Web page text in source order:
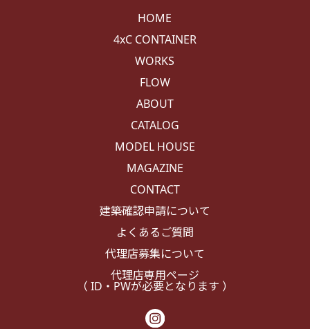
HOME
4xC CONTAINER
WORKS
FLOW
ABOUT
CATALOG
MODEL HOUSE
MAGAZINE
CONTACT
建築確認申請について
よくあるご質問
代理店募集について
代理店専用ページ
（ ID・PWが必要となります ）